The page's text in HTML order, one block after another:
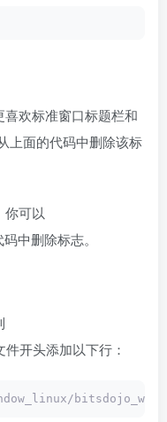
欢标准窗口标题栏和
上面的代码中删除该标
你可以
中删除标志。
件开头添加以下行：